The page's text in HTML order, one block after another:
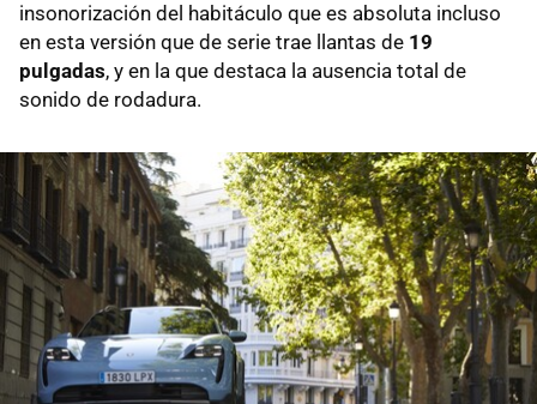
insonorización del habitáculo que es absoluta incluso
en esta versión que de serie trae llantas de 19
pulgadas, y en la que destaca la ausencia total de
sonido de rodadura.